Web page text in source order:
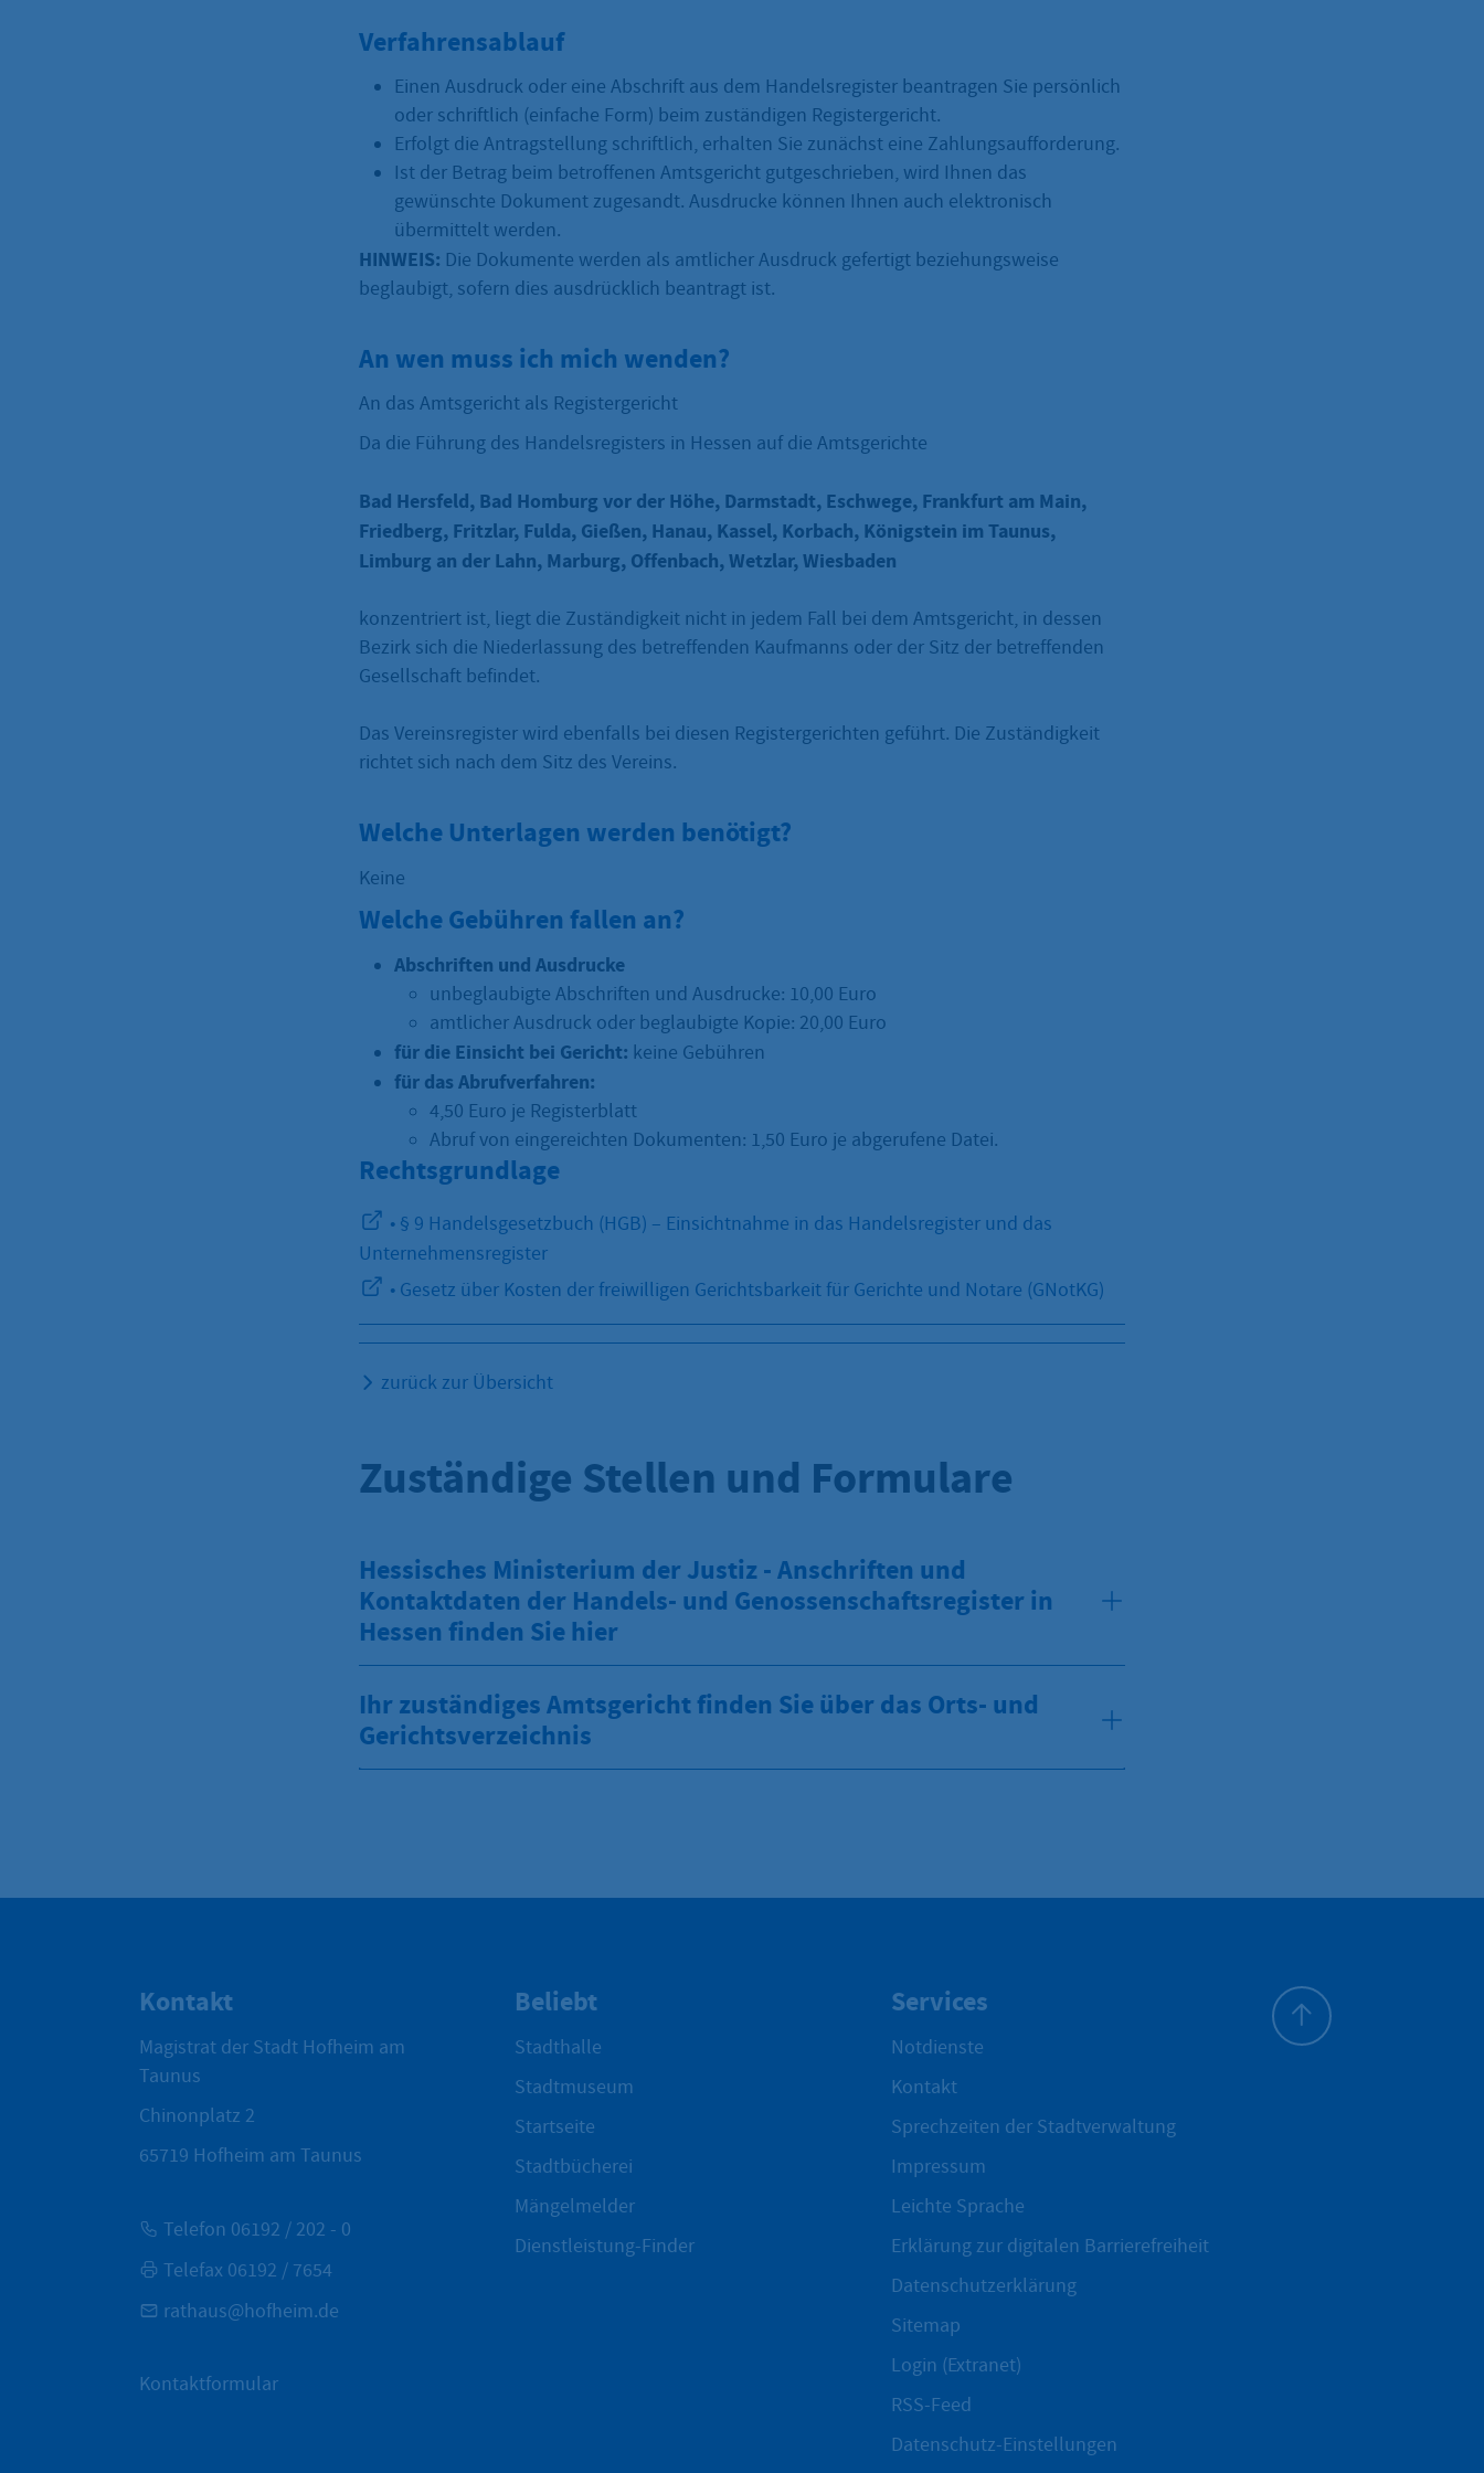
Verfahrensablauf
Einen Ausdruck oder eine Abschrift aus dem Handelsregister beantragen Sie persönlich
oder schriftlich (einfache Form) beim zuständigen Registergericht.
Erfolgt die Antragstellung schriftlich, erhalten Sie zunächst eine Zahlungsaufforderung.
Ist der Betrag beim betroffenen Amtsgericht gutgeschrieben, wird Ihnen das
gewünschte Dokument zugesandt. Ausdrucke können Ihnen auch elektronisch
übermittelt werden.
HINWEIS: Die Dokumente werden als amtlicher Ausdruck gefertigt beziehungsweise
beglaubigt, sofern dies ausdrücklich beantragt ist.
An wen muss ich mich wenden?
An das Amtsgericht als Registergericht
Da die Führung des Handelsregisters in Hessen auf die Amtsgerichte
Bad Hersfeld, Bad Homburg vor der Höhe, Darmstadt, Eschwege, Frankfurt am Main,
Friedberg, Fritzlar, Fulda, Gießen, Hanau, Kassel, Korbach, Königstein im Taunus,
Limburg an der Lahn, Marburg, Offenbach, Wetzlar, Wiesbaden
konzentriert ist, liegt die Zuständigkeit nicht in jedem Fall bei dem Amtsgericht, in dessen
Bezirk sich die Niederlassung des betreffenden Kaufmanns oder der Sitz der betreffenden
Gesellschaft befindet.
Das Vereinsregister wird ebenfalls bei diesen Registergerichten geführt. Die Zuständigkeit
richtet sich nach dem Sitz des Vereins.
Welche Unterlagen werden benötigt?
Keine
Welche Gebühren fallen an?
Abschriften und Ausdrucke
unbeglaubigte Abschriften und Ausdrucke: 10,00 Euro
amtlicher Ausdruck oder beglaubigte Kopie: 20,00 Euro
für die Einsicht bei Gericht: keine Gebühren
für das Abrufverfahren:
4,50 Euro je Registerblatt
Abruf von eingereichten Dokumenten: 1,50 Euro je abgerufene Datei.
Rechtsgrundlage
• § 9 Handelsgesetzbuch (HGB) – Einsichtnahme in das Handelsregister und das
Unternehmensregister
• Gesetz über Kosten der freiwilligen Gerichtsbarkeit für Gerichte und Notare (GNotKG)
zurück zur Übersicht
Zuständige Stellen und Formulare
Hessisches Ministerium der Justiz - Anschriften und
Kontaktdaten der Handels- und Genossenschaftsregister in
Hessen finden Sie hier
Ihr zuständiges Amtsgericht finden Sie über das Orts- und
Gerichtsverzeichnis
Kontakt
Magistrat der Stadt Hofheim am
Taunus
Chinonplatz 2
65719 Hofheim am Taunus
Telefon 06192 / 202 - 0
Telefax 06192 / 7654
rathaus@hofheim.de
Kontaktformular
Beliebt
Stadthalle
Stadtmuseum
Startseite
Stadtbücherei
Mängelmelder
Dienstleistung-Finder
Services
Notdienste
Kontakt
Sprechzeiten der Stadtverwaltung
Impressum
Leichte Sprache
Erklärung zur digitalen Barrierefreiheit
Datenschutzerklärung
Sitemap
Login (Extranet)
RSS-Feed
Datenschutz-Einstellungen